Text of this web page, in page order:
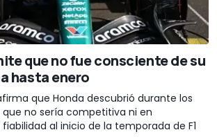
que no fue consciente de su
hasta enero
que Honda descubrió durante los
no sería competitiva ni en
al inicio de la temporada de F1